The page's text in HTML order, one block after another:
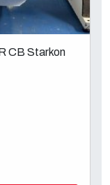
CB Starkon